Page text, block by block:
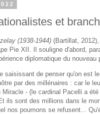
et
(1938-1944) (Bartillat,
Pie XII. Il souligne d'abord,
diplomatique du nouveau
saisissant de penser qu'on est
par des millénaires : car le
- (le cardinal Pacelli a
ils sont des millions dans le
nos poumons se refusent...